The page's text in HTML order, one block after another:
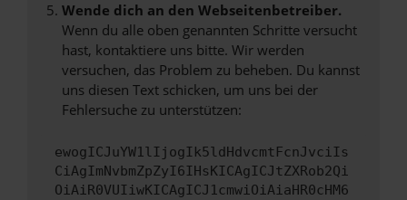
Wende dich an den Webseitenbetreiber.
Wenn du alle oben genannten Schritte versucht
hast, kontaktiere uns bitte. Wir werden
versuchen, das Problem zu beheben. Du kannst
uns diesen Text schicken, um uns bei der
Fehlersuche zu unterstützen:
ewogICJuYW1lIjogIk5ldHdvcmtFcnJvciIs
CiAgImNvbmZpZyI6IHsKICAgICJtZXRob2Qi
OiAiR0VUIiwKICAgICJ1cmwiOiAiaHR0cHM6